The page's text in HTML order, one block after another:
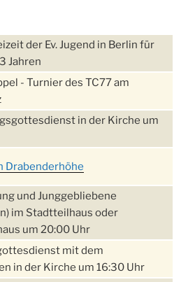
der Ev. Jugend in Berlin für
Jahren
- Turnier des TC77 am
in der Kirche um
Drabenderhöhe
und Junggebliebene
im Stadtteilhaus oder
um 20:00 Uhr
mit dem
in der Kirche um 16:30 Uhr